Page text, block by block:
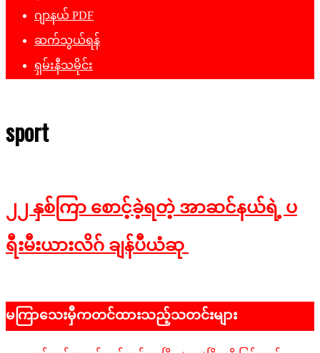
ဂျာနယ် PDF
ဆက်သွယ်ရန်
ရှမ်းနီသမိုင်း
sport
၂၂ နှစ်ကြာ စောင့်ခဲ့ရတဲ့ အာဆင်နယ်ရဲ့ ပ
ရီးမီးယားလိဂ် ချန်ပီယံဆု
20
မကြာသေးမှီကတင်ထားသည့်သတင်းများ